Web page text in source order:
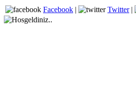
Facebook | Twitter|